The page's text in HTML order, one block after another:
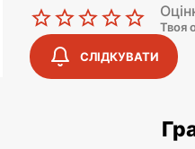
Твоя
СЛІДКУВАТИ